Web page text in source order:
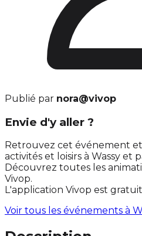
Publié par nora@vivop
Envie d'y aller ?
Retrouvez cet événement
activités et loisirs à Wassy et
Découvrez toutes les
Vivop.
L'application Vivop est
Voir tous les événements à